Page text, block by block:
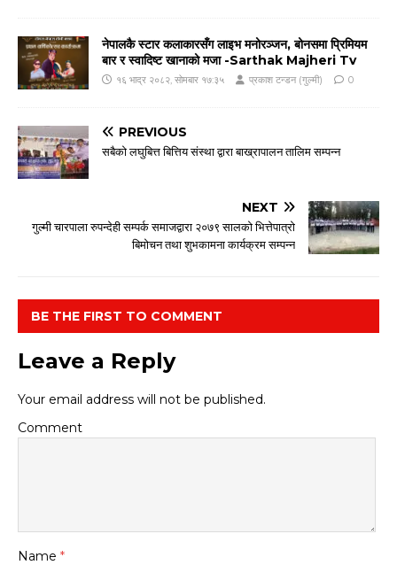
नेपालकै स्टार कलाकारसँग लाइभ मनोरञ्जन, बोनसमा प्रिमियम
बार र स्वादिष्ट खानाको मजा -Sarthak Majheri Tv
१६ भाद्र २०८२, सोमबार १७:३५ प्रकाश टन्डन (गुल्मी) 0
PREVIOUS
सबैको लघुबित्त बित्तिय संस्था द्वारा बाख्रापालन तालिम सम्पन्न
NEXT
गुल्मी चारपाला रुपन्देही सम्पर्क समाजद्वारा २०७९ सालको भित्तेपात्रो
बिमोचन तथा शुभकामना कार्यक्रम सम्पन्न
BE THE FIRST TO COMMENT
Leave a Reply
Your email address will not be published.
Comment
Name *